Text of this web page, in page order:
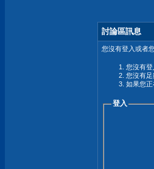
討論區訊息
您沒有登入或者
您沒有登
您沒有
如果您
登入